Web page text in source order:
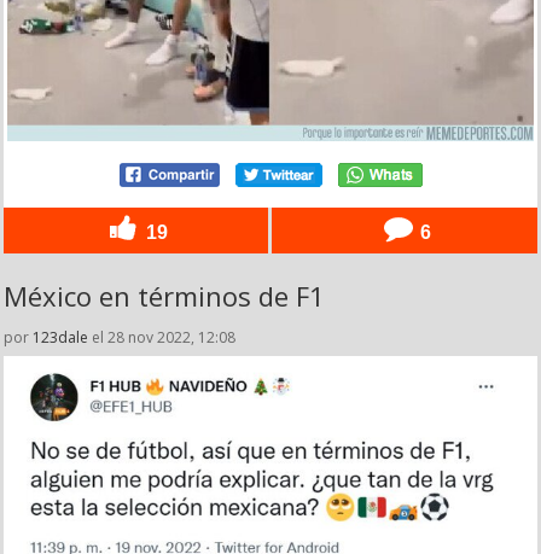
19 6
México en términos de F1
por 123dale el 28 nov 2022, 12:08